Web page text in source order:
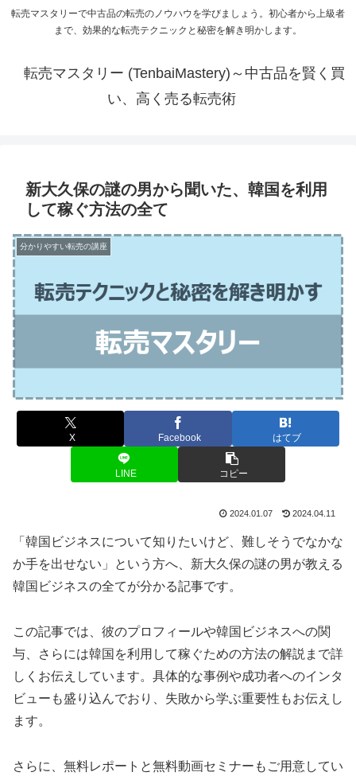
転売マスタリーで中古品の転売のノウハウを学びましょう。初心者から上級者
まで、効果的な転売テクニックと秘密を解き明かします。
転売マスタリー (TenbaiMastery)～中古品を賢く買
い、高く売る転売術
新大久保の謎の男から聞いた、韓国を利用
して稼ぐ方法の全て
分かりやすい転売の講座
X Facebook はてブ
LINE コピー
2024.01.07 2024.04.11
「韓国ビジネスについて知りたいけど、難しそうでなかな
か手を出せない」という方へ、新大久保の謎の男が教える
韓国ビジネスの全てが分かる記事です。
この記事では、彼のプロフィールや韓国ビジネスへの関
与、さらには韓国を利用して稼ぐための方法の解説まで詳
しくお伝えしています。具体的な事例や成功者へのインタ
ビューも盛り込んでおり、失敗から学ぶ重要性もお伝えし
ます。
さらに、無料レポートと無料動画セミナーもご用意してい